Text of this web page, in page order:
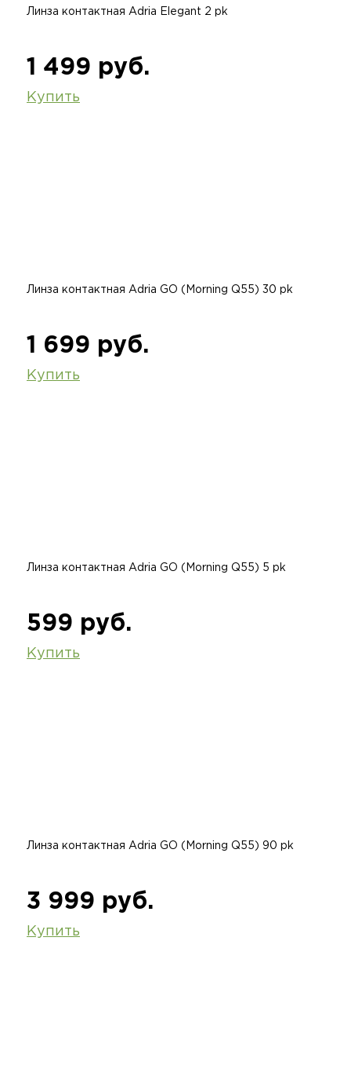
Линза контактная Adria Elegant 2 pk
1 499 руб.
Купить
Линза контактная Adria GO (Morning Q55) 30 pk
1 699 руб.
Купить
Линза контактная Adria GO (Morning Q55) 5 pk
599 руб.
Купить
Линза контактная Adria GO (Morning Q55) 90 pk
3 999 руб.
Купить